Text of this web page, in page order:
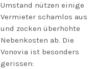
Umstand nützen einige
Vermieter schamlos aus
und zocken überhöhte
Nebenkosten ab. Die
Vonovia ist besonders
gerissen: